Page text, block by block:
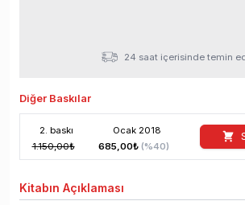
24 saat içerisinde temin
Diğer Baskılar
2. baskı Ocak 2018
1.150,00₺ 685,00₺ (%40)
Kitabın Açıklaması